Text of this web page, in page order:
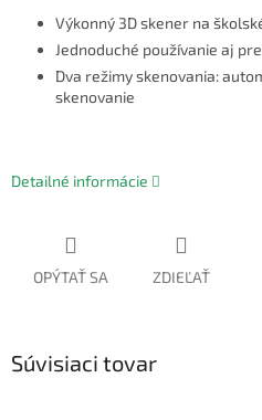
Výkonný 3D skener na
Jednoduché používanie aj
Dva režimy skenovania:
skenovanie
Detailné informácie
OPÝTAŤ SA ZDIEĽAŤ
Súvisiaci tovar